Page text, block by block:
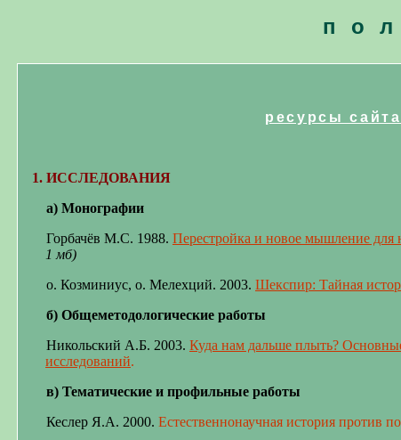
ресурсы сайта
1. ИССЛЕДОВАНИЯ
а) Монографии
Горбачёв М.С. 1988. Перестройка и новое мышление для
1 мб)
о. Козминиус, о. Мелехций. 2003. Шекспир: Тайная
б) Общеметодологические работы
Никольский А.Б. 2003. Куда нам дальше плыть?
исследований.
в) Тематические и профильные работы
Кеслер Я.А. 2000. Естественнонаучная история против